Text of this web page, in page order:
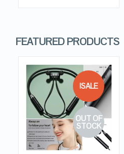
FEATURED PRODUCTS
SALE!
OUT OF
STOCK
QUICK LOOK
VIEW DETAILS
READ MORE